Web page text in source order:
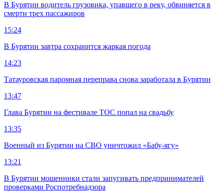
В Бурятии водитель грузовика, упавшего в реку, обвиняется в
смерти трех пассажиров
15:24
В Бурятии завтра сохранится жаркая погода
14:23
Татауровская паромная переправа снова заработала в Бурятии
13:47
Глава Бурятии на фестивале ТОС попал на свадьбу
13:35
Военный из Бурятии на СВО уничтожил «Бабу-ягу»
13:21
В Бурятии мошенники стали запугивать предпринимателей
проверками Роспотребнадзора